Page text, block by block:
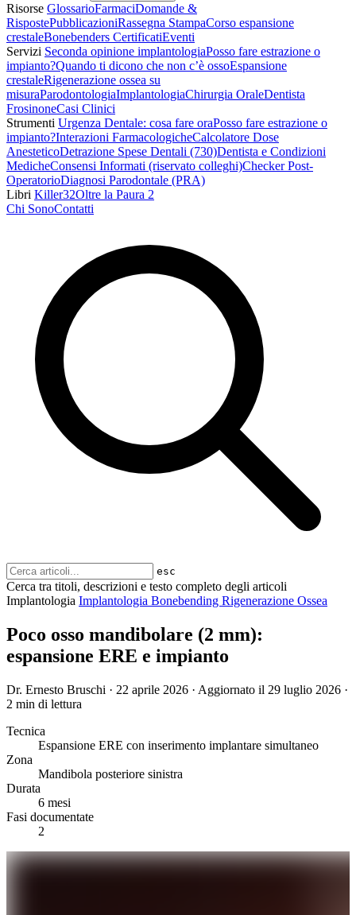
Risorse GlossarioFarmaciDomande &
RispostePubblicazioniRassegna StampaCorso espansione
crestaleBonebenders CertificatiEventi
Servizi Seconda opinione implantologiaPosso fare estrazione o
impianto?Quando ti dicono che non c’è ossoEspansione
crestaleRigenerazione ossea su
misuraParodontologiaImplantologiaChirurgia OraleDentista
FrosinoneCasi Clinici
Strumenti Urgenza Dentale: cosa fare oraPosso fare estrazione o
impianto?Interazioni FarmacologicheCalcolatore Dose
AnesteticoDetrazione Spese Dentali (730)Dentista e Condizioni
MedicheConsensi Informati (riservato colleghi)Checker Post-
OperatorioDiagnosi Parodontale (PRA)
Libri Killer32Oltre la Paura 2
Chi SonoContatti
esc
Cerca tra titoli, descrizioni e testo completo degli articoli
Implantologia Implantologia Bonebending Rigenerazione Ossea
Poco osso mandibolare (2 mm):
espansione ERE e impianto
Dr. Ernesto Bruschi · 22 aprile 2026 · Aggiornato il 29 luglio 2026 ·
2 min di lettura
Tecnica
Espansione ERE con inserimento implantare simultaneo
Zona
Mandibola posteriore sinistra
Durata
6 mesi
Fasi documentate
2